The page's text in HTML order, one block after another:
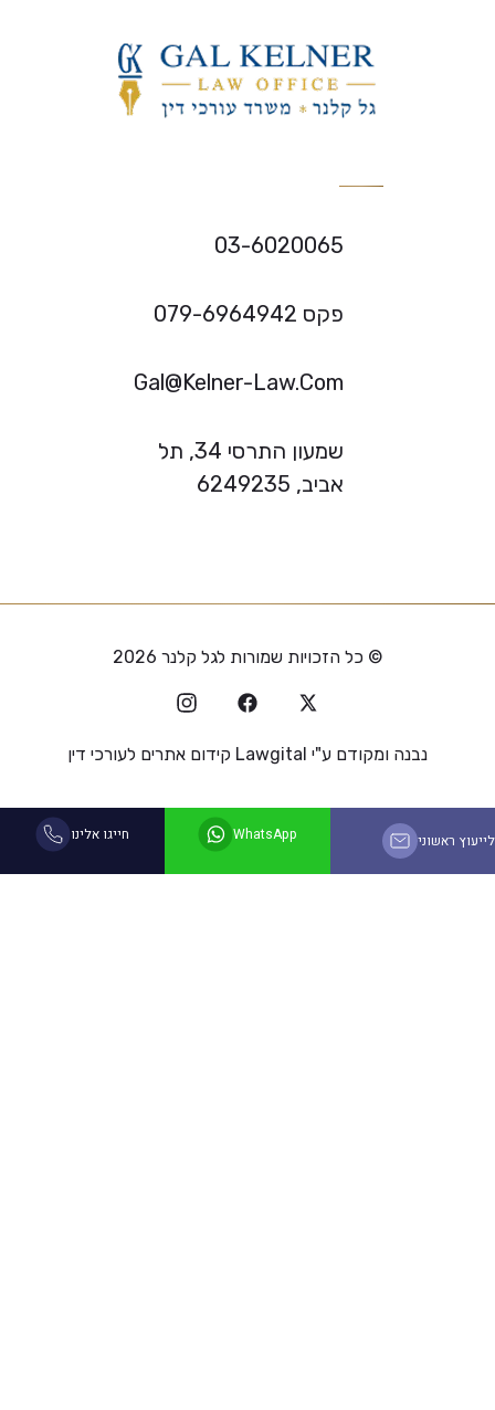
03-6020065
פקס 079-6964942
Gal@Kelner-Law.Com
שמעון התרסי 34, תל
אביב, 6249235
© כל הזכויות שמורות לגל קלנר 2026
נבנה ומקודם ע"י Lawgital קידום אתרים לעורכי דין
לייעוץ ראשוני WhatsApp חייגו אלינו